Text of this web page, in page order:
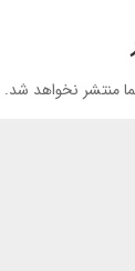
منتشر نخواهد شد.